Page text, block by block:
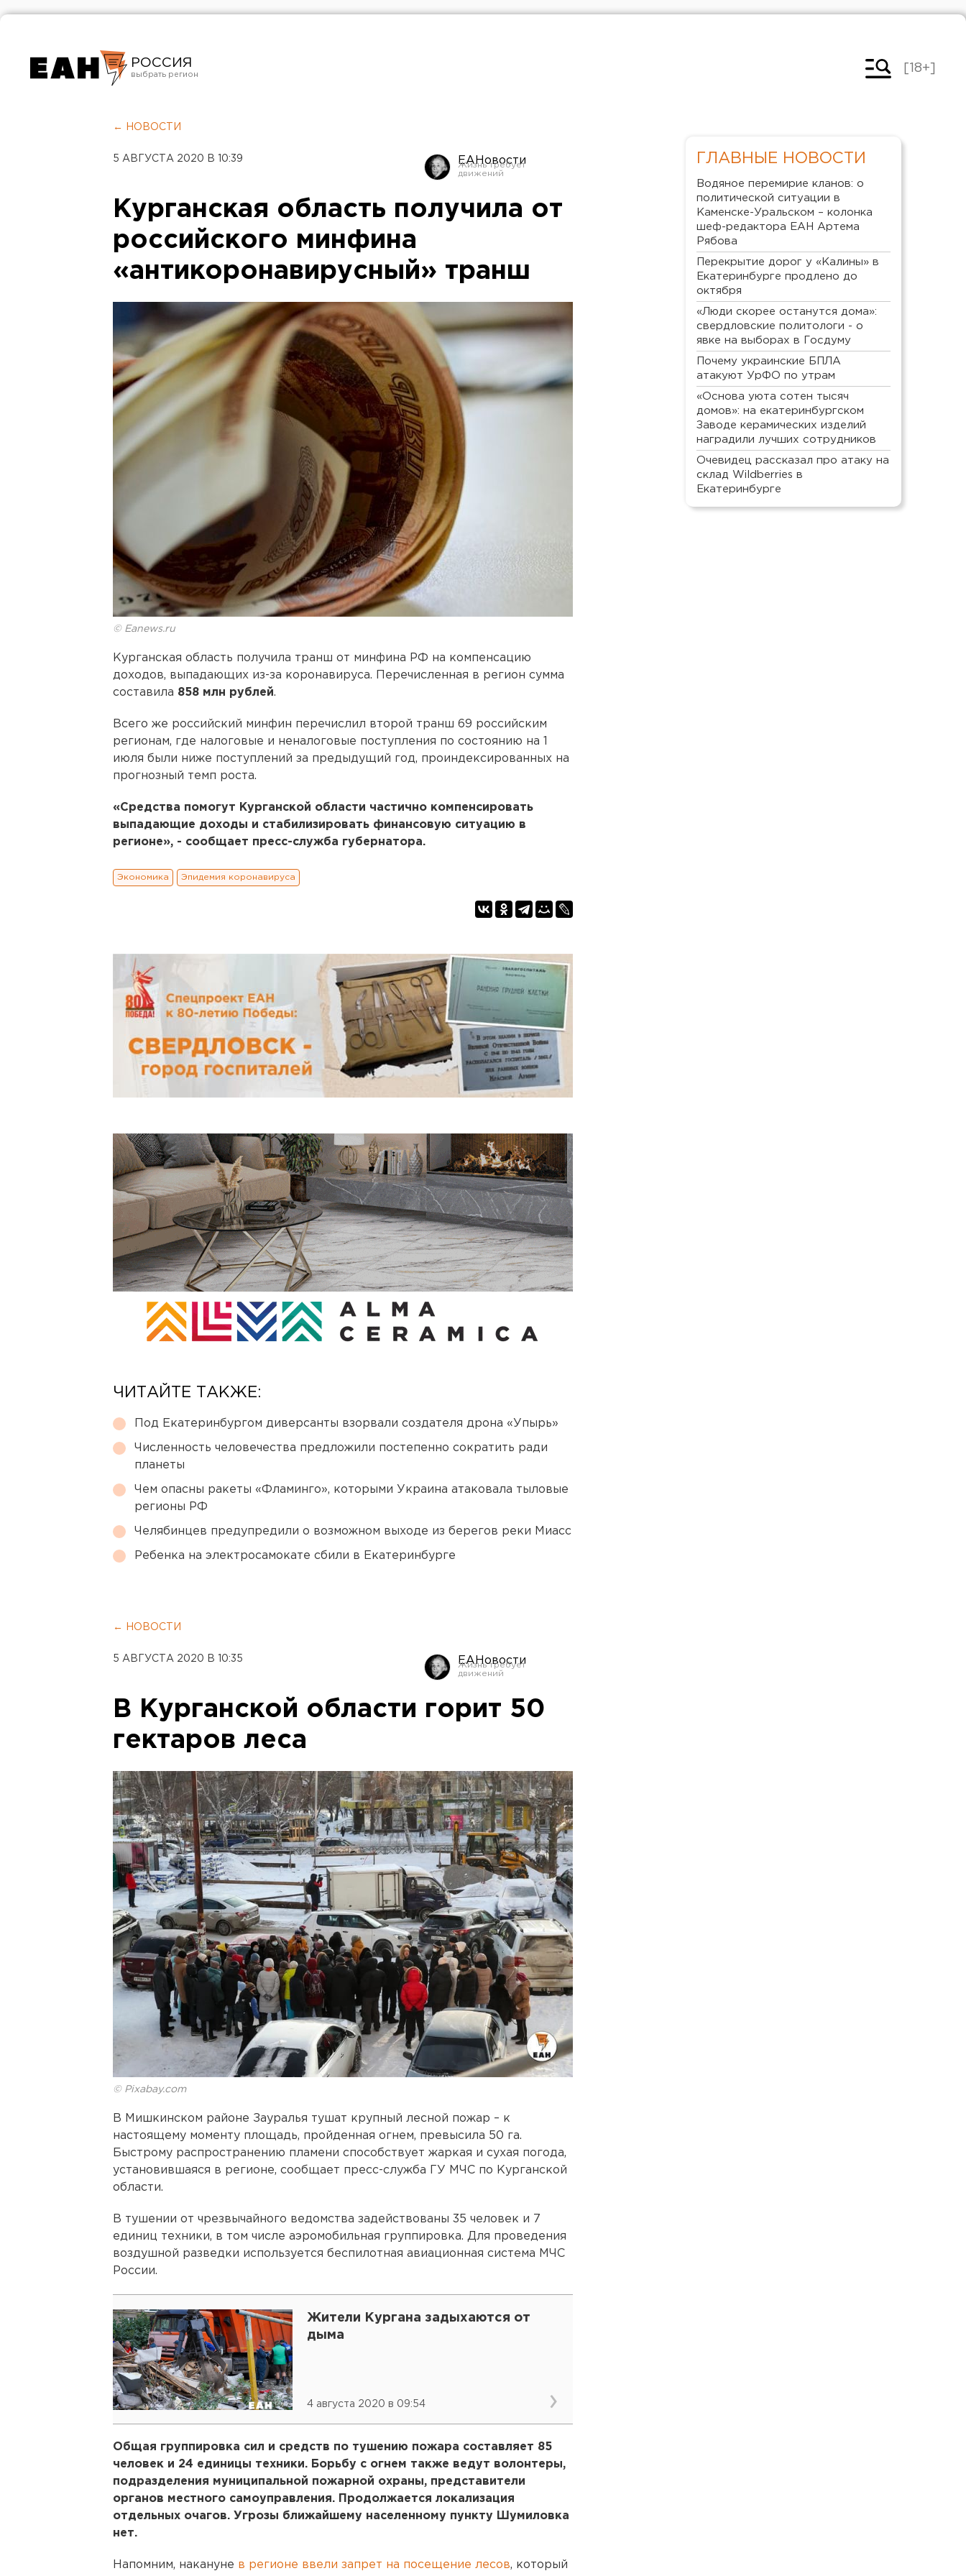
РОССИЯ
Челябинск
[18+]
← НОВОСТИ
5 АВГУСТА 2020 В 10:39 ЕАНовости
Курганская область получила от
российского минфина
«антикоронавирусный» транш
© Eanews.ru
Курганская область получила транш от минфина РФ на компенсацию
доходов, выпадающих из-за коронавируса. Перечисленная в регион сумма
составила 858 млн рублей.
Всего же российский минфин перечислил второй транш 69 российским
регионам, где налоговые и неналоговые поступления по состоянию на 1
июля были ниже поступлений за предыдущий год, проиндексированных на
прогнозный темп роста.
«Средства помогут Курганской области частично компенсировать
выпадающие доходы и стабилизировать финансовую ситуацию в
регионе», - сообщает пресс-служба губернатора.
Экономика Эпидемия коронавируса
ЧИТАЙТЕ ТАКЖЕ:
Под Екатеринбургом диверсанты взорвали создателя дрона «Упырь»
Численность человечества предложили постепенно сократить ради
планеты
Чем опасны ракеты «Фламинго», которыми Украина атаковала тыловые
регионы РФ
Челябинцев предупредили о возможном выходе из берегов реки Миасс
Ребенка на электросамокате сбили в Екатеринбурге
← НОВОСТИ
5 АВГУСТА 2020 В 10:35 ЕАНовости
В Курганской области горит 50
гектаров леса
© Pixabay.com
В Мишкинском районе Зауралья тушат крупный лесной пожар – к
настоящему моменту площадь, пройденная огнем, превысила 50 га.
Быстрому распространению пламени способствует жаркая и сухая погода,
установившаяся в регионе, сообщает пресс-служба ГУ МЧС по Курганской
области.
В тушении от чрезвычайного ведомства задействованы 35 человек и 7
единиц техники, в том числе аэромобильная группировка. Для проведения
воздушной разведки используется беспилотная авиационная система МЧС
России.
Жители Кургана задыхаются от
дыма
4 августа 2020 в 09:54
Общая группировка сил и средств по тушению пожара составляет 85
человек и 24 единицы техники. Борьбу с огнем также ведут волонтеры,
подразделения муниципальной пожарной охраны, представители
органов местного самоуправления. Продолжается локализация
отдельных очагов. Угрозы ближайшему населенному пункту Шумиловка
нет.
Напомним, накануне в регионе ввели запрет на посещение лесов, который
ГЛАВНЫЕ НОВОСТИ
Водяное перемирие кланов: о
политической ситуации в
Каменске-Уральском – колонка
шеф-редактора ЕАН Артема
Рябова
Перекрытие дорог у «Калины» в
Екатеринбурге продлено до
октября
«Люди скорее останутся дома»:
свердловские политологи - о
явке на выборах в Госдуму
Почему украинские БПЛА
атакуют УрФО по утрам
«Основа уюта сотен тысяч
домов»: на екатеринбургском
Заводе керамических изделий
наградили лучших сотрудников
Очевидец рассказал про атаку на
склад Wildberries в
Екатеринбурге